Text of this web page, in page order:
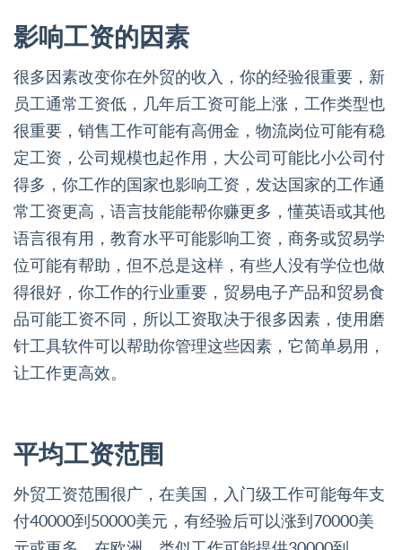
影响工资的因素
很多因素改变你在外贸的收入，你的经验很重要，新
员工通常工资低，几年后工资可能上涨，工作类型也
很重要，销售工作可能有高佣金，物流岗位可能有稳
定工资，公司规模也起作用，大公司可能比小公司付
得多，你工作的国家也影响工资，发达国家的工作通
常工资更高，语言技能能帮你赚更多，懂英语或其他
语言很有用，教育水平可能影响工资，商务或贸易学
位可能有帮助，但不总是这样，有些人没有学位也做
得很好，你工作的行业重要，贸易电子产品和贸易食
品可能工资不同，所以工资取决于很多因素，使用磨
针工具软件可以帮助你管理这些因素，它简单易用，
让工作更高效。
平均工资范围
外贸工资范围很广，在美国，入门级工作可能每年支
付40000到50000美元，有经验后可以涨到70000美